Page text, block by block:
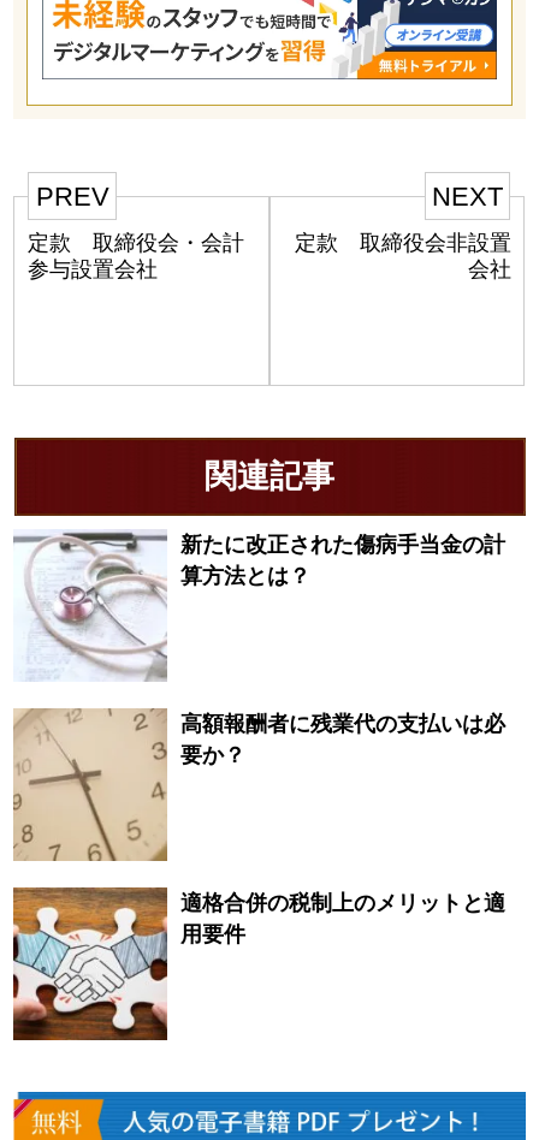
PREV
定款 取締役会・会計
参与設置会社
NEXT
定款 取締役会非設置
会社
関連記事
新たに改正された傷病手当金の計
算方法とは？
高額報酬者に残業代の支払いは必
要か？
適格合併の税制上のメリットと適
用要件